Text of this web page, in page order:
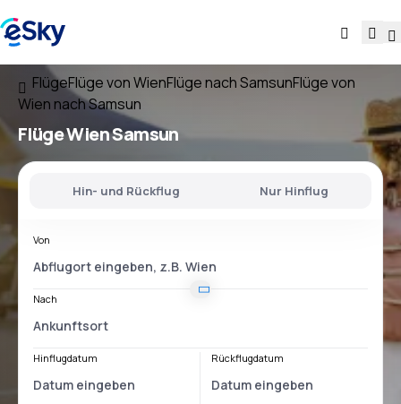
FlügeFlüge von WienFlüge nach SamsunFlüge von
Wien nach Samsun
FlügeWien Samsun
Hin- und Rückflug Nur Hinflug
Von
Nach
Hinflugdatum Rückflugdatum